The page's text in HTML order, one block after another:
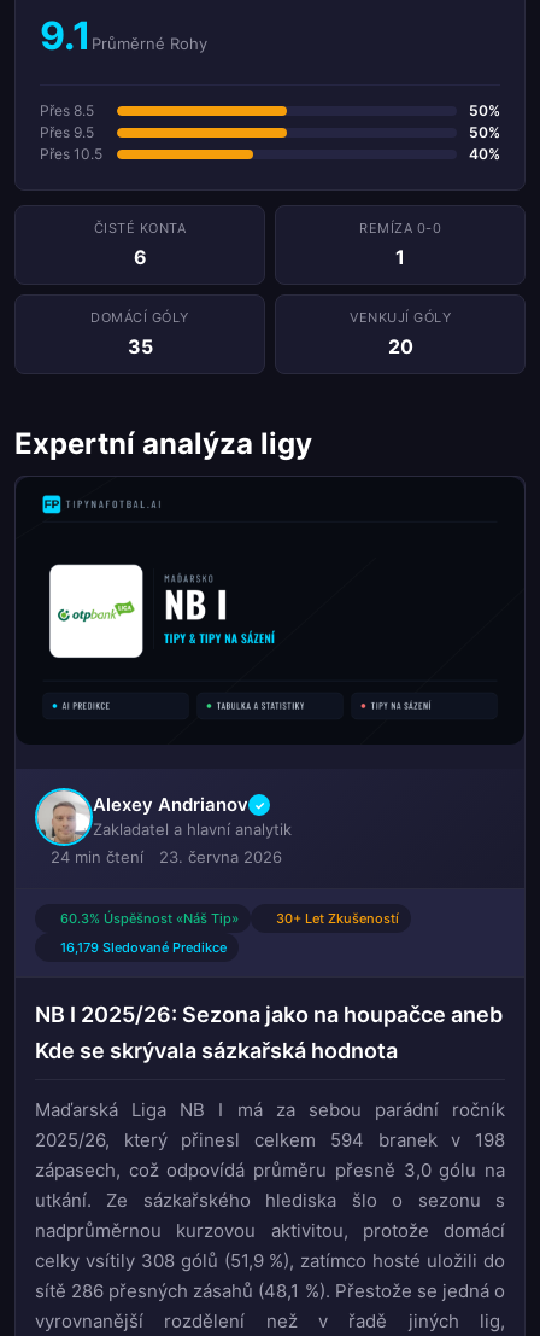
9.1 Průměrné Rohy
Přes 8.5
50%
Přes 9.5
50%
Přes 10.5
40%
ČISTÉ KONTA
6
REMÍZA 0-0
1
DOMÁCÍ GÓLY
35
VENKUJÍ GÓLY
20
Expertní analýza ligy
Alexey Andrianov ✓
Zakladatel a hlavní analytik
24 min čtení
23. června 2026
60.3% Úspěšnost «Náš Tip»
30+ Let Zkušeností
16,179 Sledované Predikce
NB I 2025/26: Sezona jako na houpačce aneb
Kde se skrývala sázkařská hodnota
Maďarská Liga NB I má za sebou parádní ročník
2025/26, který přinesl celkem 594 branek v 198
zápasech, což odpovídá průměru přesně 3,0 gólu na
utkání. Ze sázkařského hlediska šlo o sezonu s
nadprůměrnou kurzovou aktivitou, protože domácí
celky vsítily 308 gólů (51,9 %), zatímco hosté uložili do
sítě 286 přesných zásahů (48,1 %). Přestože se jedná o
vyrovnanější rozdělení než v řadě jiných lig,